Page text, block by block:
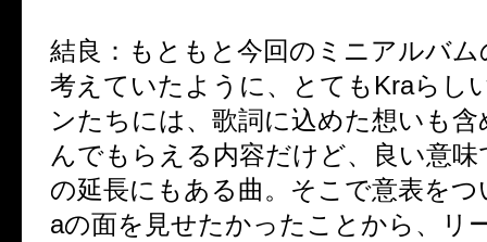
結良： もともと今回のミニアルバ
考えていたように、とてもKraらし
ンたちには、歌詞に込めた想いも
んでもらえる内容だけど、良い意味
の延長にもある曲。そこで意表を
aの面を見せたかったことから、リ